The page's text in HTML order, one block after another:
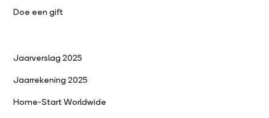
Doe een gift
Jaarverslag 2025
Jaarrekening 2025
Home-Start Worldwide